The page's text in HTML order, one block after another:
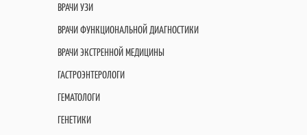
ВРАЧИ УЗИ
ВРАЧИ ФУНКЦИОНАЛЬНОЙ ДИАГНОСТИКИ
ВРАЧИ ЭКСТРЕННОЙ МЕДИЦИНЫ
ГАСТРОЭНТЕРОЛОГИ
ГЕМАТОЛОГИ
ГЕНЕТИКИ